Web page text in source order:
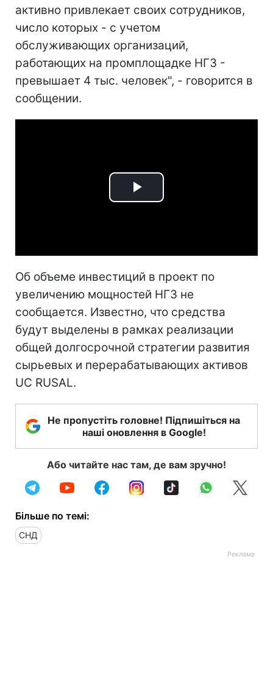
активно привлекает своих сотрудников,
число которых - с учетом
обслуживающих организаций,
работающих на промплощадке НГЗ -
превышает 4 тыс. человек", - говорится в
сообщении.
Play
Об объеме инвестиций в проект по
увеличению мощностей НГЗ не
сообщается. Известно, что средства
будут выделены в рамках реализации
общей долгосрочной стратегии развития
сырьевых и перерабатывающих активов
UC RUSAL.
Не пропустіть головне! Підпишіться на
наші оновлення в Google!
Або читайте нас там, де вам зручно!
Більше по темі:
СНД